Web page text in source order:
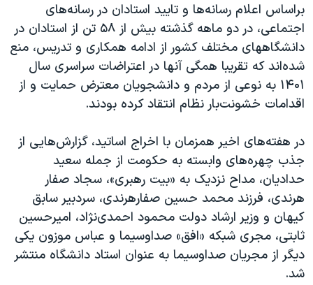
براساس اعلام رسانه‌ها و تایید استادان در رسانه‌های
اجتماعی، در دو ماهه گذشته بیش از ۵۸ تن از استادان در
دانشگاههای مختلف کشور از ادامه همکاری و تدریس، منع
شده‌اند که تقریبا همگی آنها در اعتراضات سراسری سال
۱۴۰۱ به نوعی از مردم و دانشجویان معترض حمایت و از
اقدامات خشونت‌بار نظام انتقاد کرده بودند.
در هفته‌های اخیر همزمان با اخراج اساتید، گزارش‌هایی از
جذب چهره‌های وابسته به حکومت از جمله سعید
حدادیان، مداح نزدیک به «بیت رهبری»، سجاد صفار
هرندی، فرزند محمد حسین صفارهرندی، سردبیر سابق
کیهان و وزیر ارشاد دولت محمود احمدی‌نژاد،‌ امیرحسین
ثابتی، مجری شبکه «افق» صداوسیما و عباس موزون یکی
دیگر از مجریان صداوسیما به عنوان استاد دانشگاه منتشر
شد.